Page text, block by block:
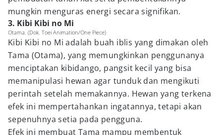
mungkin menguras energi secara signifikan.
3. Kibi Kibi no Mi
Otama. (Dok. Toei Animation/One Piece)
Kibi Kibi no Mi adalah buah iblis yang dimakan oleh
Tama (Otama), yang memungkinkan penggunanya
menciptakan kibidango, pangsit kecil yang bisa
memanipulasi hewan agar tunduk dan mengikuti
perintah setelah memakannya. Hewan yang terkena
efek ini mempertahankan ingatannya, tetapi akan
sepenuhnya setia pada pengguna.
Efek ini membuat Tama mampu membentuk